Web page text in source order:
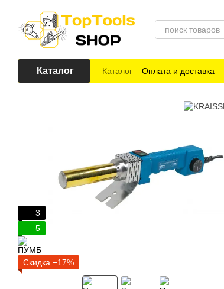
Каталог Каталог Оплата и доставка
3
5
Скидка −17%